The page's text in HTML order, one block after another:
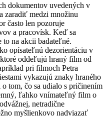
dokumentov uvedených v
zaradiť medzi množinu
často len pozoruje
a pracovísk. Keď sa
na akcii badateľné.
opísateľnú dezorientáciu v
oddeľujú hraný film od
pri filmoch Petra
vykazujú znaky hraného
tom, čo sa udialo s pričinením
ľahko vnímateľný film o
netradične
myšlienkovo nadviazať